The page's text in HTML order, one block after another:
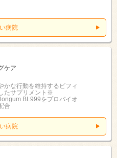
病院
ケア
かな行動を維持するビフィ
たサプリメント※
BL999をプロバイオ
合
病院